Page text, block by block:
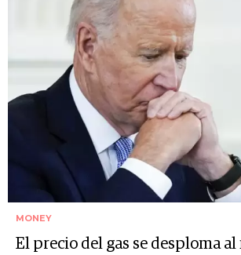
MONEY
El precio del gas se desploma